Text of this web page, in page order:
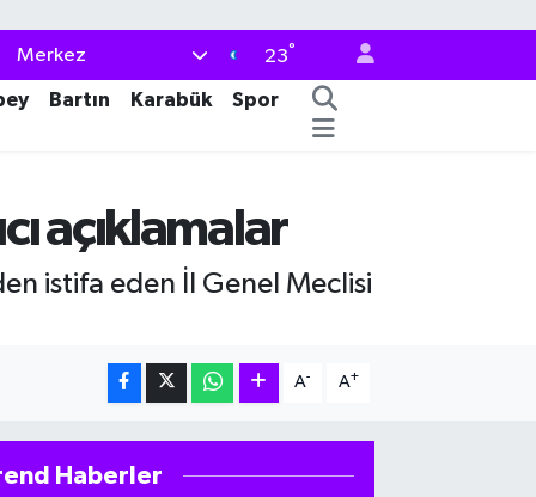
Merkez 23°
Bartın Karabük
Spor
açıklamalar
istifa eden İl Genel Meclisi
A- A+
Haberler